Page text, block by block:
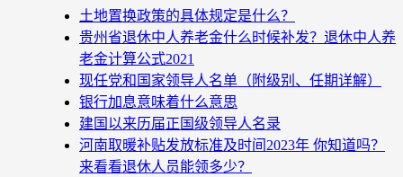
土地置换政策的具体规定是什么？
贵州省退休中人养老金什么时候补发？退休中人养
老金计算公式2021
现任党和国家领导人名单（附级别、任期详解）
银行加息意味着什么意思
建国以来历届正国级领导人名录
河南取暖补贴发放标准及时间2023年 你知道吗？
来看看退休人员能领多少？